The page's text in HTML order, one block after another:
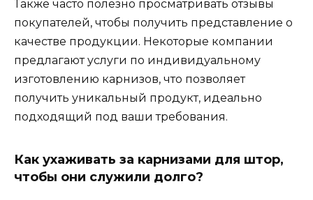
Также часто полезно просматривать отзывы
покупателей, чтобы получить представление о
качестве продукции. Некоторые компании
предлагают услуги по индивидуальному
изготовлению карнизов, что позволяет
получить уникальный продукт, идеально
подходящий под ваши требования.
Как ухаживать за карнизами для штор,
чтобы они служили долго?